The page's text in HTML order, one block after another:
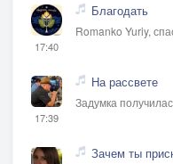
17:40
Благодать
Romanko Yuriy,
17:39
На рассвете
Задумка
Зачем ты